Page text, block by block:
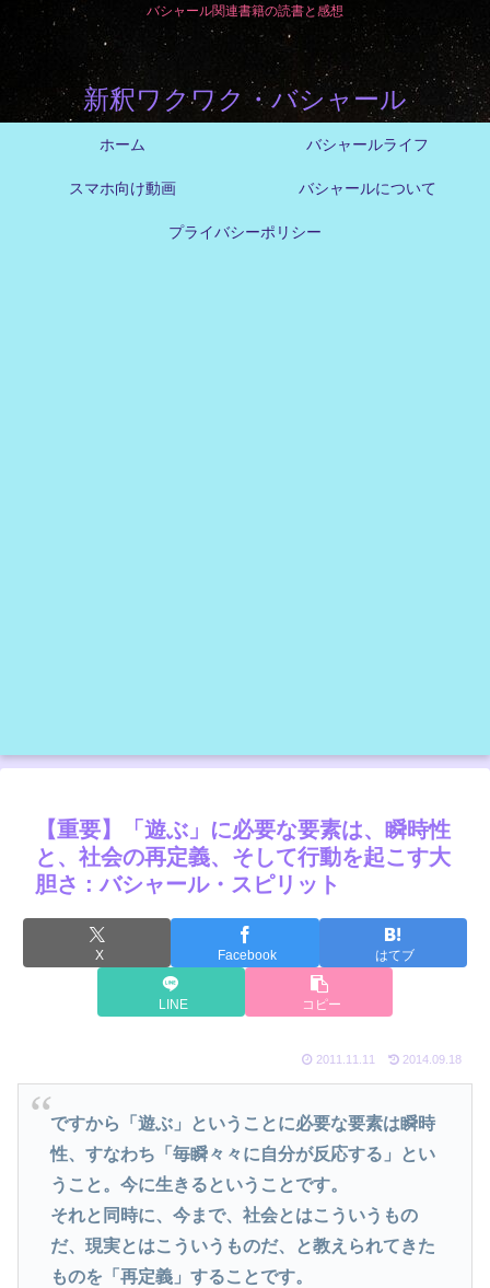
バシャール関連書籍の読書と感想
新釈ワクワク・バシャール
ホーム バシャールライフ
スマホ向け動画 バシャールについて
プライバシーポリシー
【重要】「遊ぶ」に必要な要素は、瞬時性
と、社会の再定義、そして行動を起こす大
胆さ : バシャール・スピリット
X Facebook はてブ
LINE コピー
2011.11.11 2014.09.18
ですから「遊ぶ」ということに必要な要素は瞬時
性、すなわち「毎瞬々々に自分が反応する」とい
うこと。今に生きるということです。
それと同時に、今まで、社会とはこういうもの
だ、現実とはこういうものだ、と教えられてきた
ものを「再定義」することです。